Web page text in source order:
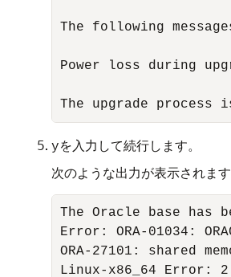
The following
Power loss during
The upgrade
yを入力して続行します。
次のような出力が表示されます
The Oracle base
Error: ORA-01034:
ORA-27101: shared
Linux-x86_64